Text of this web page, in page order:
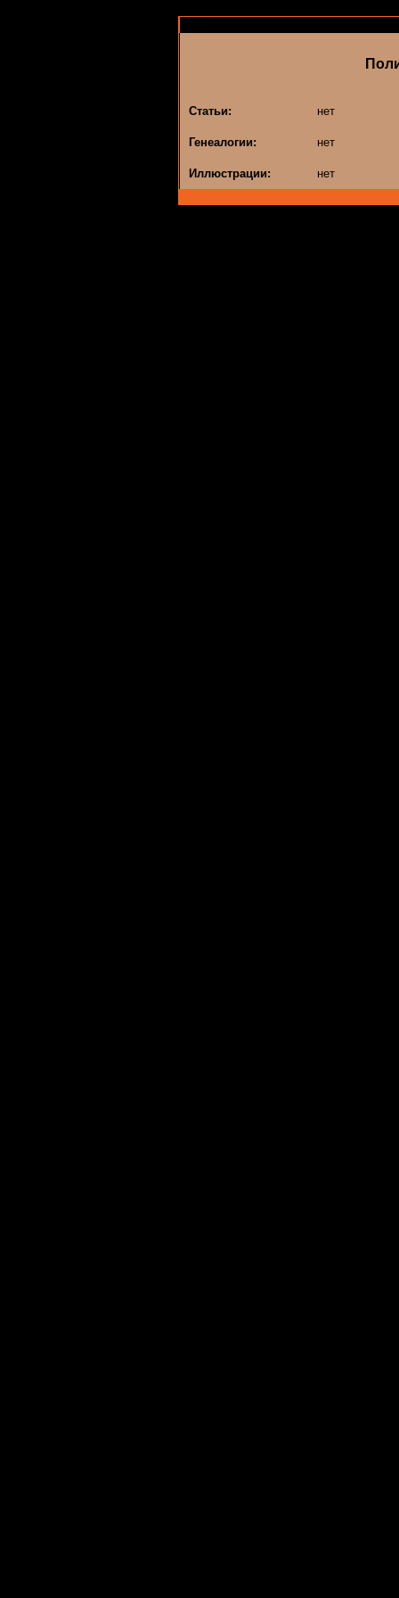
Статьи: нет
Генеалогии: нет
Иллюстрации: нет